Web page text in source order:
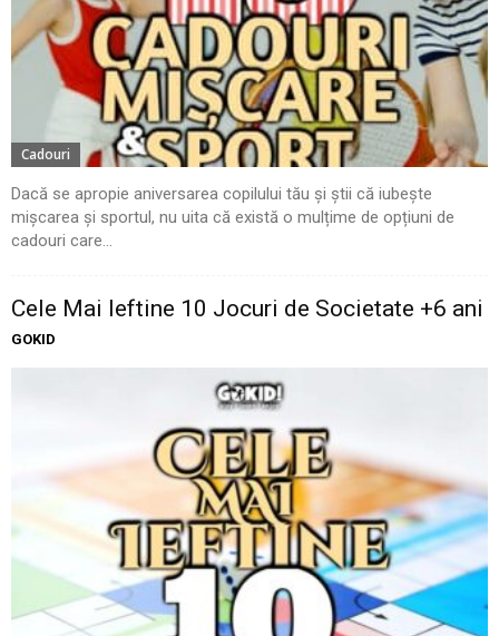
Cadouri
Dacă se apropie aniversarea copilului tău și știi că iubește
mișcarea și sportul, nu uita că există o mulțime de opțiuni de
cadouri care...
Cele Mai Ieftine 10 Jocuri de Societate +6 ani
GOKID